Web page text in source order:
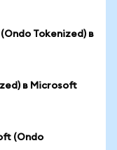
Tokenized) в
в Microsoft
(Ondo